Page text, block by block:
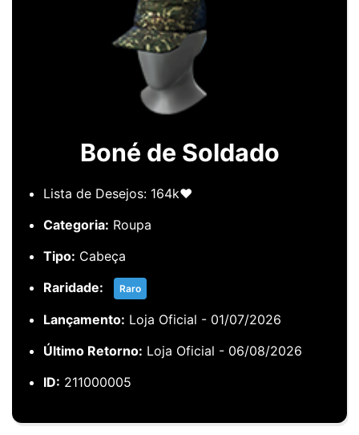
Boné de Soldado
Lista de Desejos: 164k❤️
Categoria: Roupa
Tipo: Cabeça
Raridade:
Raro
Lançamento: Loja Oficial - 01/07/2026
Último Retorno: Loja Oficial - 06/08/2026
ID: 211000005